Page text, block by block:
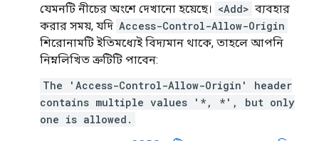
যেমনটি নীচের অংশে দেখানো হয়েছে। <Add> ব্যবহার
করার সময়, যদি Access-Control-Allow-Origin
শিরোনামটি ইতিমধ্যেই বিদ্যমান থাকে, তাহলে আপনি
নিম্নলিখিত ত্রুটিটি পাবেন:
The 'Access-Control-Allow-Origin' header
contains multiple values '*, *', but only
one is allowed.